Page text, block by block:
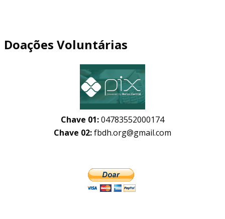
Doações Voluntárias
Chave 01:04783552000174
Chave 02:fbdh.org@gmail.com